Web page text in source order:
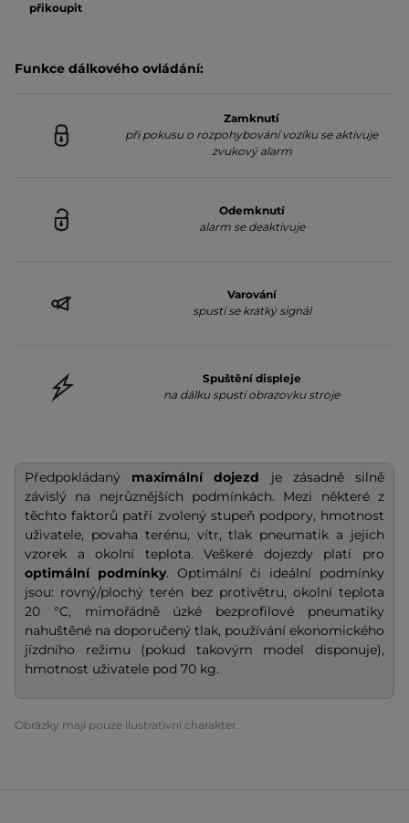
přikoupit
Funkce dálkového ovládání:
Zamknutí
při pokusu o rozpohybování vozíku se aktivuje
zvukový alarm
Odemknutí
alarm se deaktivuje
Varování
spustí se krátký signál
Spuštění displeje
na dálku spustí obrazovku stroje
Předpokládaný maximální dojezd je zásadně silně
závislý na nejrůznějších podmínkách. Mezi některé z
těchto faktorů patří zvolený stupeň podpory, hmotnost
uživatele, povaha terénu, vítr, tlak pneumatik a jejich
vzorek a okolní teplota. Veškeré dojezdy platí pro
optimální podmínky. Optimální či ideální podmínky
jsou: rovný/plochý terén bez protivětru, okolní teplota
20 °C, mimořádně úzké bezprofilové pneumatiky
nahuštěné na doporučený tlak, používání ekonomického
jízdního režimu (pokud takovým model disponuje),
hmotnost uživatele pod 70 kg.
Obrázky mají pouze ilustrativní charakter.